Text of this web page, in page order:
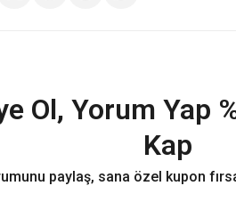
Ol, Yorum Yap
Kap
paylaş, sana özel kupon